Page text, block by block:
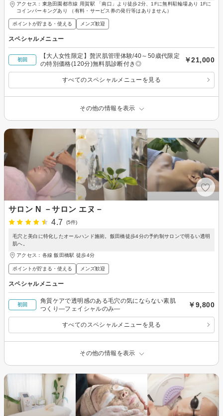
アクセス：東急田園都市線 用賀駅 「南口」より徒歩2分、1Fに無料駐輪場あり 1Fに
コインパーキングあり （有料・サービス券の発行等はありません）
ポイントが貯まる・使える メンズ歓迎
スペシャルメニュー
初回
【大人女性限定】贅沢肌管理体験/40～50歳代限定
の特別価格(120分)無料肌診断付き◎
￥21,000
すべてのスペシャルメニューを見る
その他の情報を表示
サロン N －サロン エヌ－
4.7
(5件)
毛穴と美白に特化したオールハンド施術。飯田橋徒歩4分の予約制サロンで明るい透明
肌へ。
アクセス：各線 飯田橋駅 徒歩4分
ポイントが貯まる・使える メンズ歓迎
スペシャルメニュー
初回
角質ケアで透明感のある毛穴の気にならない素肌
つくり―フェイシャルのみ―
￥9,800
すべてのスペシャルメニューを見る
その他の情報を表示